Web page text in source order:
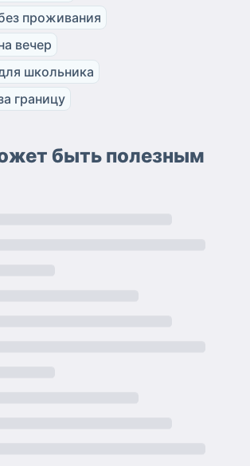
проживания
вечер
школьника
границу
быть полезным